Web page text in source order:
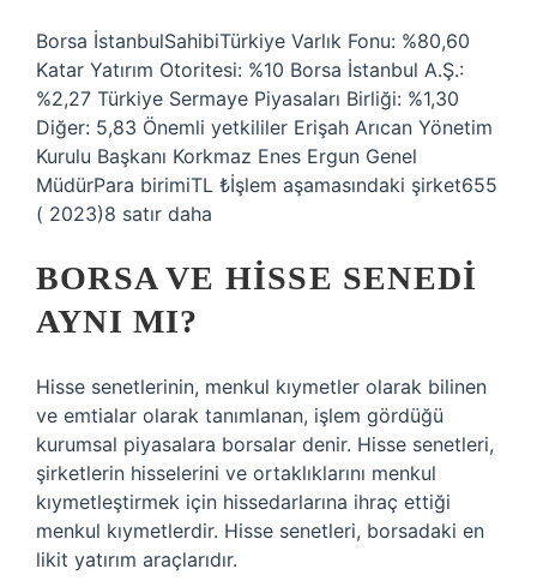
Borsa İstanbulSahibiTürkiye Varlık Fonu: %80,60
Katar Yatırım Otoritesi: %10 Borsa İstanbul A.Ş.:
%2,27 Türkiye Sermaye Piyasaları Birliği: %1,30
Diğer: 5,83 Önemli yetkililer Erişah Arıcan Yönetim
Kurulu Başkanı Korkmaz Enes Ergun Genel
MüdürPara birimiTL ₺İşlem aşamasındaki şirket655
( 2023)8 satır daha
BORSA VE HISSE SENEDI
AYNI MI?
Hisse senetlerinin, menkul kıymetler olarak bilinen
ve emtialar olarak tanımlanan, işlem gördüğü
kurumsal piyasalara borsalar denir. Hisse senetleri,
şirketlerin hisselerini ve ortaklıklarını menkul
kıymetleştirmek için hissedarlarına ihraç ettiği
menkul kıymetlerdir. Hisse senetleri, borsadaki en
likit yatırım araçlarıdır.